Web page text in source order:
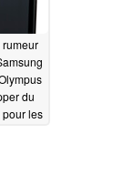
du
les
Ultra